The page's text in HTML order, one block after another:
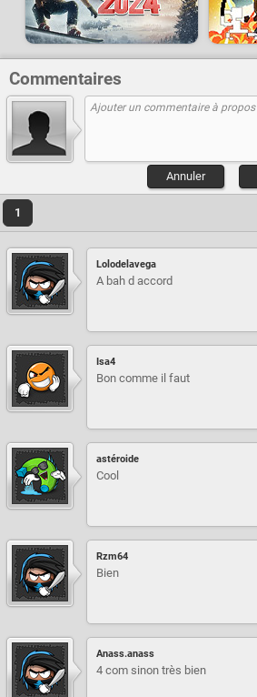
Commentaires
Annuler
1
Lolodelavega
A bah d accord
Isa4
Bon comme il faut
astéroide
Cool
Rzm64
Bien
Anass.anass
4 com sinon très bien